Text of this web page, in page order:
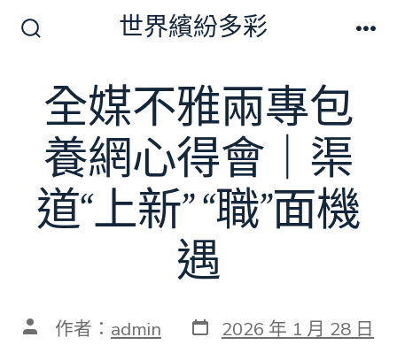
換
開
關
世界繽紛多彩
全媒不雅兩專包
養網心得會｜渠
道“上新” “職”面機
遇
文 作者： admin 發
2026 年 1 月 28 日